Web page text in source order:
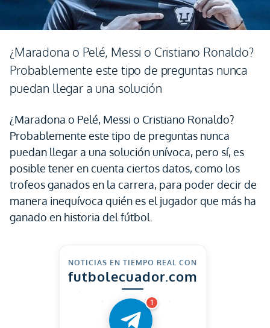
¿Maradona o Pelé, Messi o Cristiano Ronaldo?
Probablemente este tipo de preguntas nunca
puedan llegar a una solución
¿Maradona o Pelé, Messi o Cristiano Ronaldo?
Probablemente este tipo de preguntas nunca
puedan llegar a una solución unívoca, pero sí, es
posible tener en cuenta ciertos datos, como los
trofeos ganados en la carrera, para poder decir de
manera inequívoca quién es el jugador que más ha
ganado en historia del fútbol.
NOTICIAS EN TIEMPO REAL CON
futbolecuador.com
1